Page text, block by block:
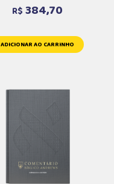
R$ 384,70
ADICIONAR AO CARRINHO